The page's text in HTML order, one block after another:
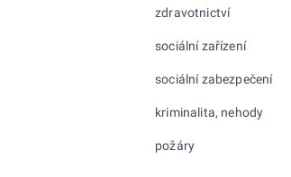
zdravotnictví
sociální zařízení
sociální zabezpečení
kriminalita, nehody
požáry